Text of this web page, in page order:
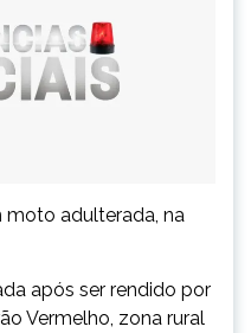
adulterada, na
após ser rendido por
Vermelho, zona rural